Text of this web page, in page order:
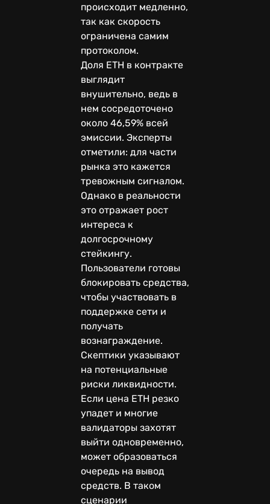
происходит медленно,
так как скорость
ограничена самим
протоколом.
Доля ETH в контракте
выглядит
внушительно, ведь в
нем сосредоточено
около 46,59% всей
эмиссии. Эксперты
отметили: для части
рынка это кажется
тревожным сигналом.
Однако в реальности
это отражает рост
интереса к
долгосрочному
стейкингу.
Пользователи готовы
блокировать средства,
чтобы участвовать в
поддержке сети и
получать
вознаграждение.
Скептики указывают
на потенциальные
риски ликвидности.
Если цена ETH резко
упадет и многие
валидаторы захотят
выйти одновременно,
может образоваться
очередь на вывод
средств. В таком
сценарии